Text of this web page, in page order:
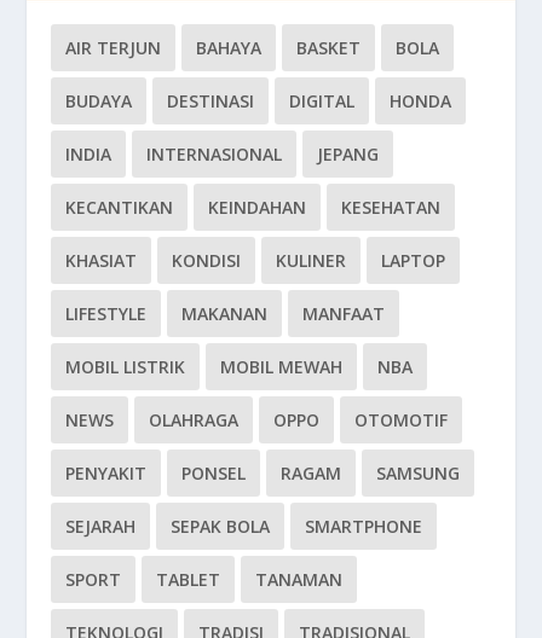
AIR TERJUN BAHAYA BASKET BOLA
BUDAYA DESTINASI DIGITAL HONDA
INDIA INTERNASIONAL JEPANG
KECANTIKAN KEINDAHAN KESEHATAN
KHASIAT KONDISI KULINER LAPTOP
LIFESTYLE MAKANAN MANFAAT
MOBIL LISTRIK MOBIL MEWAH NBA
NEWS OLAHRAGA OPPO OTOMOTIF
PENYAKIT PONSEL RAGAM SAMSUNG
SEJARAH SEPAK BOLA SMARTPHONE
SPORT TABLET TANAMAN
TEKNOLOGI TRADISI TRADISIONAL